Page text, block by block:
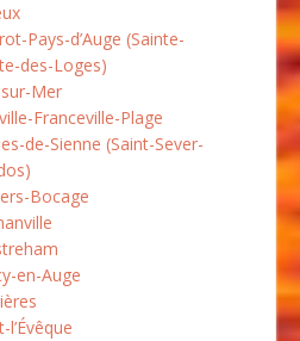
Pays-d’Auge (Sainte-
des-Loges)
Mer
Franceville-Plage
de-Sienne (Saint-Sever-
Bocage
en-Auge